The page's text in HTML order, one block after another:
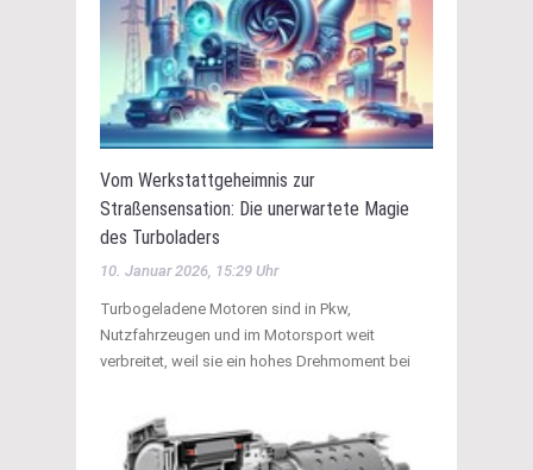
Vom Werkstattgeheimnis zur
Straßensensation: Die unerwartete Magie
des Turboladers
10. Januar 2026, 15:29 Uhr
Turbogeladene Motoren sind in Pkw,
Nutzfahrzeugen und im Motorsport weit
verbreitet, weil sie ein hohes Drehmoment bei